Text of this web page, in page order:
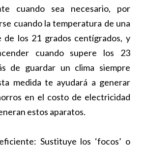
cuando sea necesario, por
cuando la temperatura de una
de los 21 grados centígrados, y
cuando supere los 23
de guardar un clima siempre
medida te ayudará a generar
en el costo de electricidad
estos aparatos.
Sustituye los ‘focos’ o